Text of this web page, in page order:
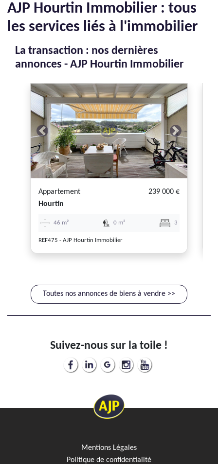
AJP Hourtin Immobilier : tous
les services liés à l'immobilier
La transaction : nos dernières
annonces - AJP Hourtin Immobilier
Previous Next
Appartement
239 000 €
Hourtin
46 m² 0 m² 3
REF475 - AJP Hourtin Immobilier
Toutes nos annonces de biens à vendre >>
Suivez-nous sur la toile !
Mentions Légales
Politique de confidentialité